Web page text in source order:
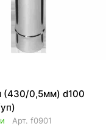
0,5мм) d100
Арт. f0901